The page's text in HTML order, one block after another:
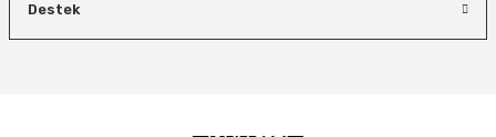
Destek